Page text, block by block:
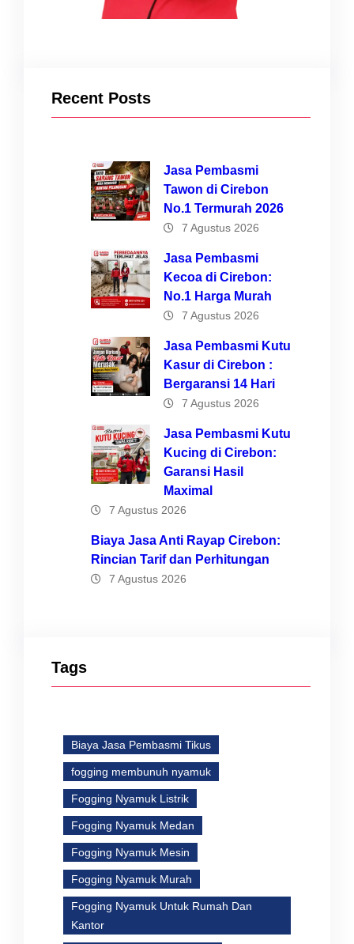
Recent Posts
Jasa Pembasmi
Tawon di Cirebon
No.1 Termurah 2026
7 Agustus 2026
Jasa Pembasmi
Kecoa di Cirebon:
No.1 Harga Murah
7 Agustus 2026
Jasa Pembasmi Kutu
Kasur di Cirebon :
Bergaransi 14 Hari
7 Agustus 2026
Jasa Pembasmi Kutu
Kucing di Cirebon:
Garansi Hasil
Maximal
7 Agustus 2026
Biaya Jasa Anti Rayap Cirebon:
Rincian Tarif dan Perhitungan
7 Agustus 2026
Tags
Biaya Jasa Pembasmi Tikus
fogging membunuh nyamuk
Fogging Nyamuk Listrik
Fogging Nyamuk Medan
Fogging Nyamuk Mesin
Fogging Nyamuk Murah
Fogging Nyamuk Untuk Rumah Dan
Kantor